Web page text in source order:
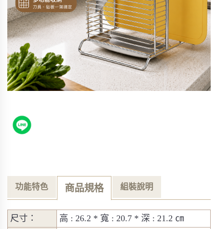
功能特色 商品規格 組裝說明
尺寸： 高 : 26.2 * 寬 : 20.7 * 深 : 21.2 ㎝